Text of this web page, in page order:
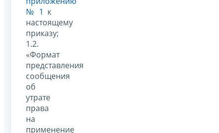
№ 1 к
настоящему
приказу;
1.2.
«Формат
представления
сообщения
об
утрате
права
на
применение